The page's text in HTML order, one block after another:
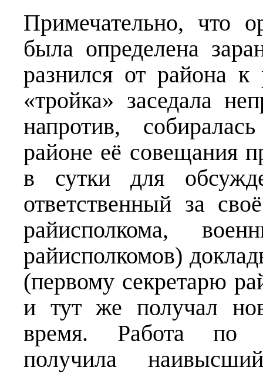
Примечательно, что
была определена
разнился от района
«тройка» заседала
напротив,
районе её совещания
в сутки для
ответственный за
райисполкома,
райисполкомов)
(первому секретарю
и тут же получал
время. Работа по
получила